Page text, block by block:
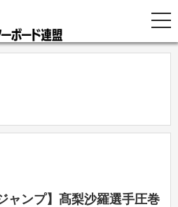
ンプ
ャンプ】髙梨沙羅選手圧巻